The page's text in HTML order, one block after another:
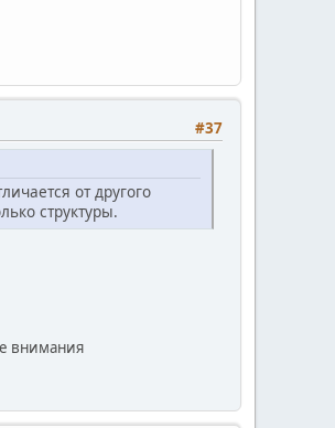
#37
от другого
структуры.
внимания